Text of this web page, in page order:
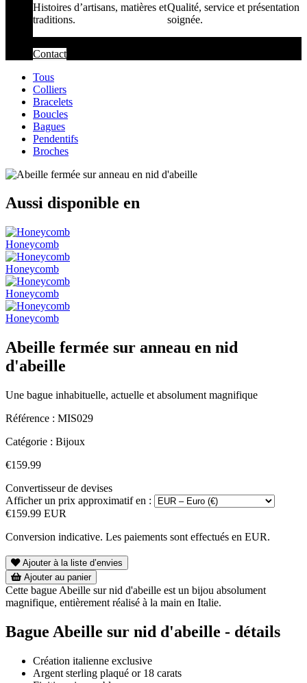
Histoires d’artisans, matières et
traditions.
Qualité, service et présentation
soignée.
Contact
Tous
Colliers
Bracelets
Boucles
Bagues
Pendentifs
Broches
Aussi disponible en
Honeycomb
Honeycomb
Honeycomb
Honeycomb
Abeille fermée sur anneau en nid
d'abeille
Une bague inhabituelle, actuelle et absolument magnifique
Référence : MIS029
Catégorie : Bijoux
€159.99
Convertisseur de devises
Afficher un prix approximatif en :
€159.99 EUR
Conversion indicative. Les paiements sont effectués en EUR.
Ajouter à la liste d’envies
Ajouter au panier
Cette bague Abeille sur nid d'abeille est un bijou absolument
magnifique, entièrement réalisé à la main en Italie.
Bague Abeille sur nid d'abeille - détails
Création italienne exclusive
Argent sterling plaqué or 18 carats